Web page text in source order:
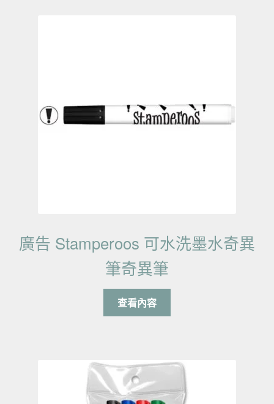
廣告 Stamperoos 可水洗墨水奇異
筆奇異筆
查看內容